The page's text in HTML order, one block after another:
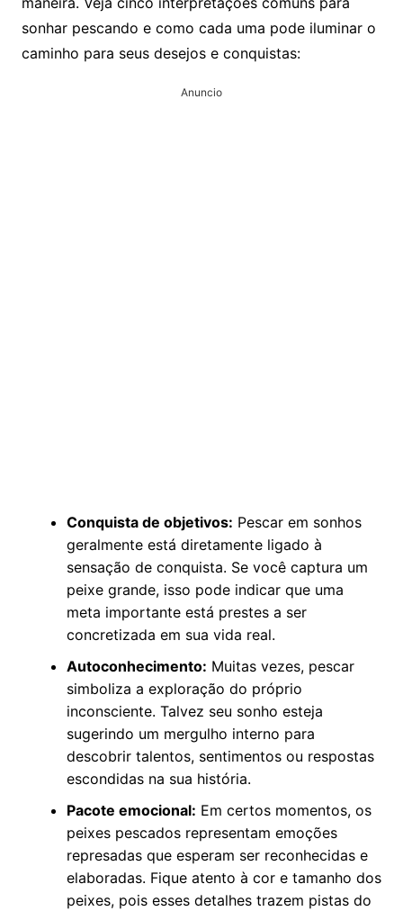
sonhar pescando e como cada uma pode iluminar o
caminho para seus desejos e conquistas:
Anuncio
Conquista de objetivos: Pescar em sonhos
geralmente está diretamente ligado à
sensação de conquista. Se você captura um
peixe grande, isso pode indicar que uma
meta importante está prestes a ser
concretizada em sua vida real.
Autoconhecimento: Muitas vezes, pescar
simboliza a exploração do próprio
inconsciente. Talvez seu sonho esteja
sugerindo um mergulho interno para
descobrir talentos, sentimentos ou respostas
escondidas na sua história.
Pacote emocional: Em certos momentos, os
peixes pescados representam emoções
represadas que esperam ser reconhecidas e
elaboradas. Fique atento à cor e tamanho dos
peixes, pois esses detalhes trazem pistas do